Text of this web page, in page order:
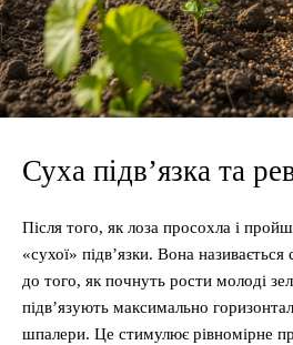
Суха підв’язка та
Після того, як лоза просохла і
«сухої» підв’язки. Вона
до того, як почнуть рости молоді
підв’язують максимально
шпалери. Це стимулює рівномірне